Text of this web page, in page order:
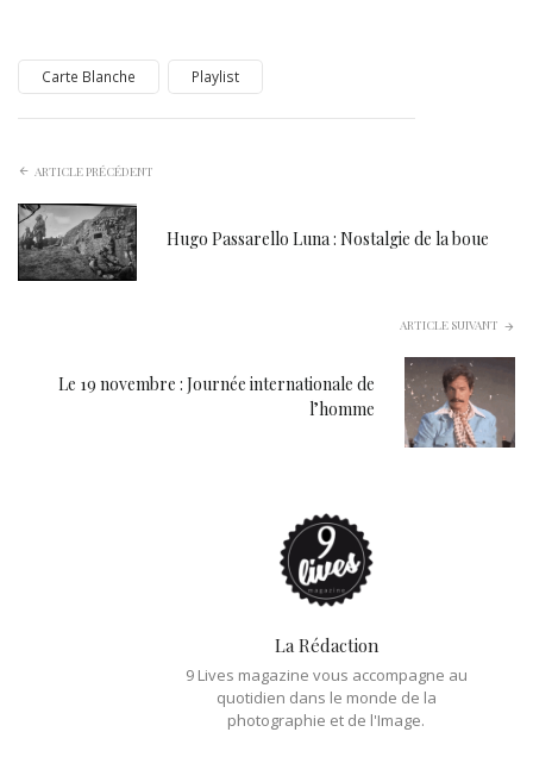
Carte Blanche Playlist
ARTICLE PRÉCÉDENT
Hugo Passarello Luna : Nostalgie de la boue
ARTICLE SUIVANT
Le 19 novembre : Journée internationale de
l’homme
La Rédaction
9 Lives magazine vous accompagne au
quotidien dans le monde de la
photographie et de l'Image.